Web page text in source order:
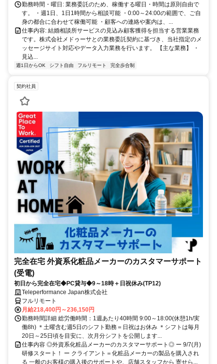
勤務時間・曜日: 業務委託のため、稼働する曜日・時間は原則自由で
す。 ・週1日、1日1時間から相談可能 ・0:00～24:00の範囲で、ご自
身の都合に合わせて稼働可能 ・顧客への連絡や案内は、...
仕事内容: 結婚相談所サービスの見込み顧客獲得を担当する営業業務
です。株式会社メドゥーサとの業務委託契約に基づき、当社指定のメ
ッセージサイト対応やデータ入力業務を行います。 【主な業務】 ・
見込...
週1日からOK シフト自由 フルリモート 完全歩合制
契約社員
完全在宅 外資系化粧品メーカーのカスタマーサポート
(受電)
初日から完全在宅◆PC貸与◆9～18時＋日祝休み(TP12)
Teleperformance Japan株式会社
フルリモート
月給218,400円～236,150円
勤務時間詳細 総労働時間：1週あたり40時間 9:00～18:00(休憩1h/実
働8h) ＊土曜含む週5日のシフト勤務＝日祝はお休み ＊シフトは毎月
20日～25日頃を目安に、次月分シフトを公開します...
仕事内容 ◎外資系化粧品メーカーのカスタマーサポート◎ ー 9/7(月)
研修スタート！ ー クライアント＝化粧品メーカーの製品を購入され
る 一般のお客様の購入後のサポートや、店舗スタッフから 寄せら...